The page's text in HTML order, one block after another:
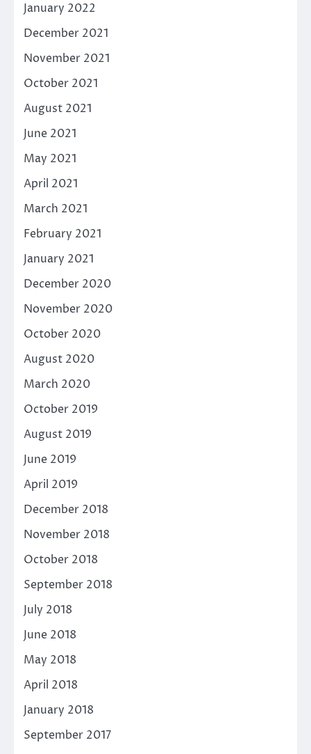
January 2022
December 2021
November 2021
October 2021
August 2021
June 2021
May 2021
April 2021
March 2021
February 2021
January 2021
December 2020
November 2020
October 2020
August 2020
March 2020
October 2019
August 2019
June 2019
April 2019
December 2018
November 2018
October 2018
September 2018
July 2018
June 2018
May 2018
April 2018
January 2018
September 2017